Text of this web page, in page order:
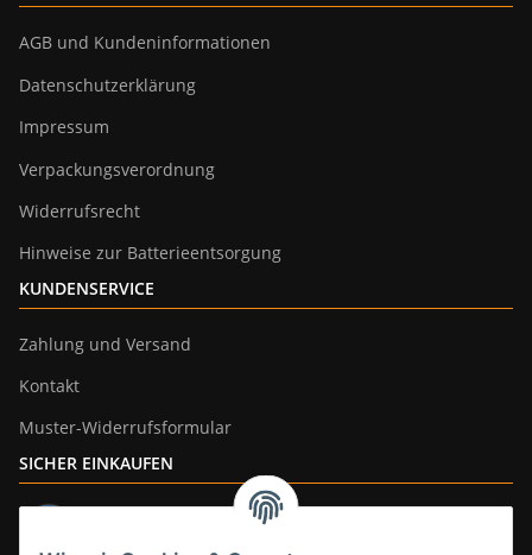
AGB und Kundeninformationen
Datenschutzerklärung
Impressum
Verpackungsverordnung
Widerrufsrecht
Hinweise zur Batterieentsorgung
KUNDENSERVICE
Zahlung und Versand
Kontakt
Muster-Widerrufsformular
SICHER EINKAUFEN